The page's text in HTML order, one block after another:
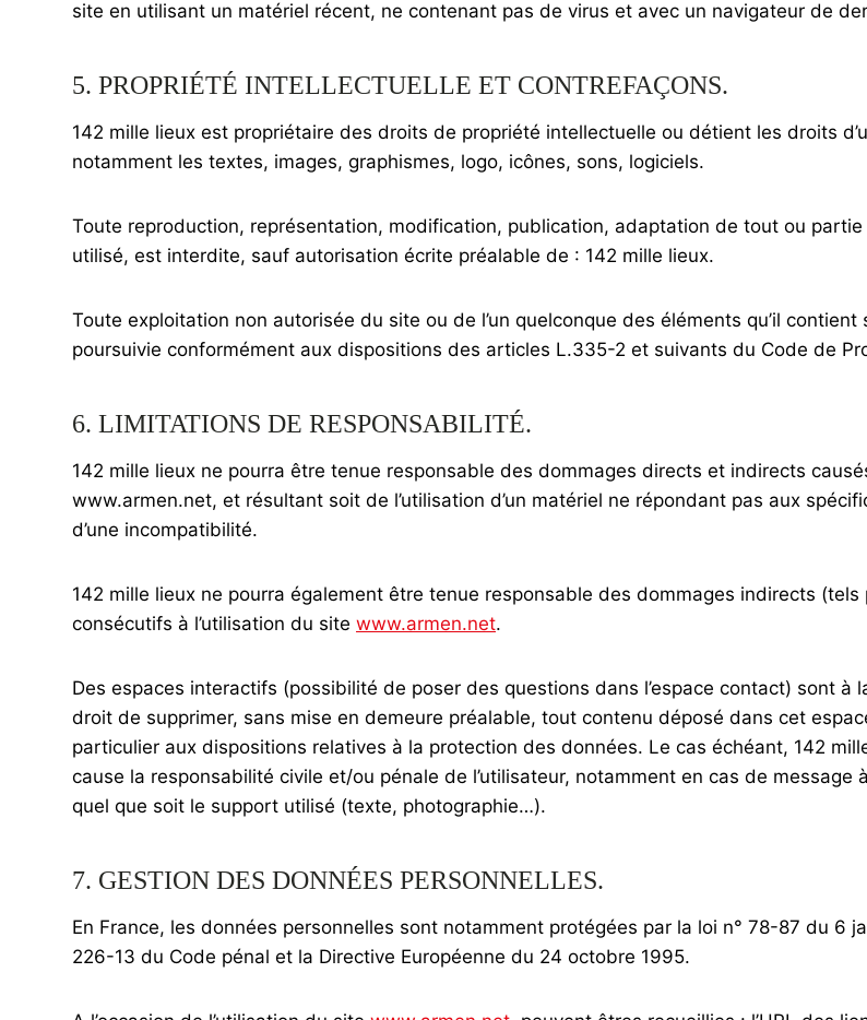
site en utilisant un matériel récent, ne contenant pas de virus et avec un navigateur de
5. PROPRIÉTÉ INTELLECTUELLE ET CONTREFAÇONS.
142 mille lieux est propriétaire des droits de propriété intellectuelle ou détient les droits
notamment les textes, images, graphismes, logo, icônes, sons, logiciels.
Toute reproduction, représentation, modification, publication, adaptation de tout ou
utilisé, est interdite, sauf autorisation écrite préalable de : 142 mille lieux.
Toute exploitation non autorisée du site ou de l’un quelconque des éléments qu’il
poursuivie conformément aux dispositions des articles L.335-2 et suivants du Code de
6. LIMITATIONS DE RESPONSABILITÉ.
142 mille lieux ne pourra être tenue responsable des dommages directs et indirects
www.armen.net, et résultant soit de l’utilisation d’un matériel ne répondant pas aux
d’une incompatibilité.
142 mille lieux ne pourra également être tenue responsable des dommages indirects (tels
consécutifs à l’utilisation du site www.armen.net.
Des espaces interactifs (possibilité de poser des questions dans l’espace contact) sont
droit de supprimer, sans mise en demeure préalable, tout contenu déposé dans cet
particulier aux dispositions relatives à la protection des données. Le cas échéant, 142
cause la responsabilité civile et/ou pénale de l’utilisateur, notamment en cas de
quel que soit le support utilisé (texte, photographie…).
7. GESTION DES DONNÉES PERSONNELLES.
En France, les données personnelles sont notamment protégées par la loi n° 78-87 du 6
226-13 du Code pénal et la Directive Européenne du 24 octobre 1995.